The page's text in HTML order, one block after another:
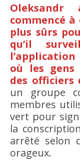
commencé
plus sûrs
qu’il
où les gens
des officiers
un groupe
membres
vert pour
la
arrêté selon
orageux.